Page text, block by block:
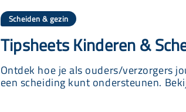
Scheiden & gezin
Tipsheets Kinderen &
Ontdek hoe je als ouders/verzorgers
een scheiding kunt ondersteunen.